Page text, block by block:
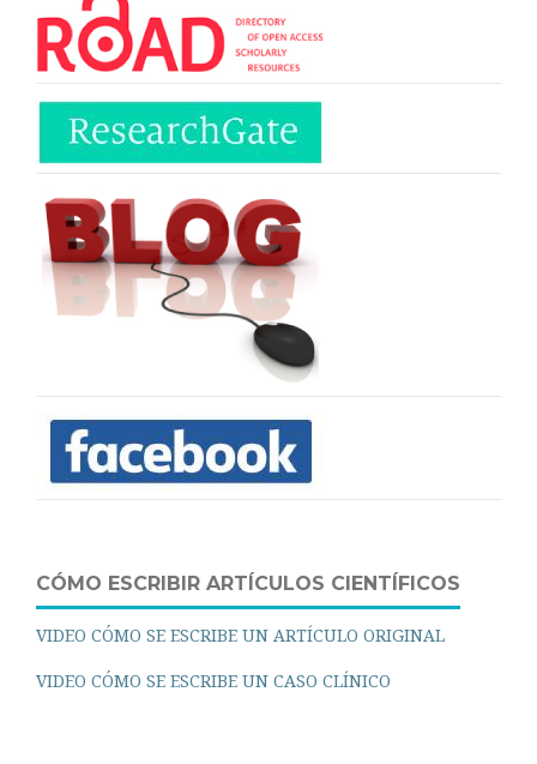
CÓMO ESCRIBIR ARTÍCULOS CIENTÍFICOS
VIDEO CÓMO SE ESCRIBE UN ARTÍCULO ORIGINAL
VIDEO CÓMO SE ESCRIBE UN CASO CLÍNICO